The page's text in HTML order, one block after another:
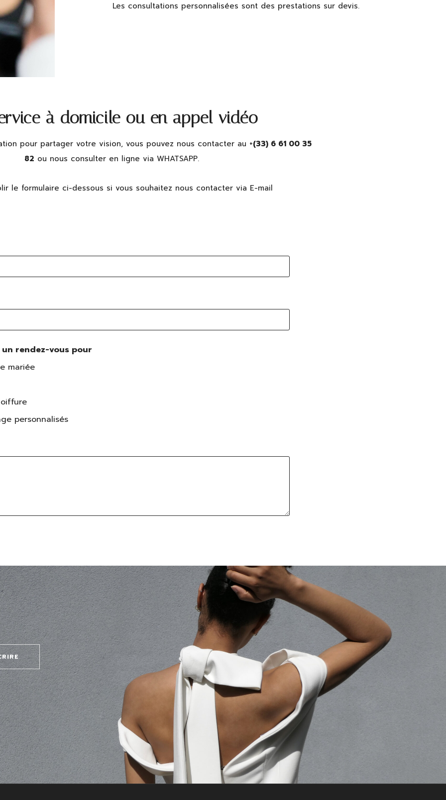
Les consultations personnalisées sont des prestations sur devis.
à domicile ou en appel vidéo
pour partager votre vision, vous pouvez nous contacter au +(33) 6 61 00 35
82 ou nous consulter en ligne via WHATSAPP.
le formulaire ci-dessous si vous souhaitez nous contacter via E-mail
rendez-vous pour
mariée
personnalisés